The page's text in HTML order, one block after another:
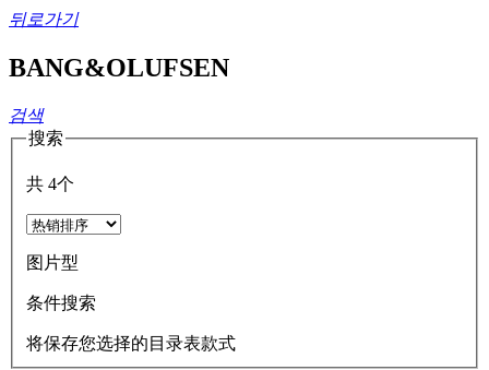
뒤로가기
BANG&OLUFSEN
검색
搜索
共 4个
图片型
条件搜索
将保存您选择的目录表款式